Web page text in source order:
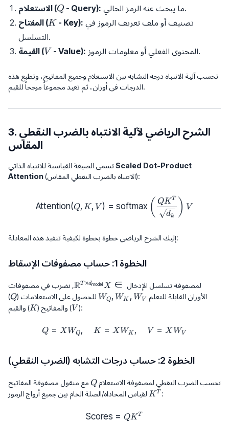
الاستعلام (Q
Q - Query):
ما يبحث عنه الرمز الحالي.
المفتاح (K
K - Key): تصنيف أو ملف تعريف الرموز في
التسلسل.
القيمة (V
V - Value): المحتوى الفعلي أو معلومات الرموز.
تحسب آلية الانتباه درجة التشابه بين الاستعلام وجميع المفاتيح، وتطبع هذه
الدرجات في أوزان، ثم تعيد مجموعاً مرجحاً للقيم.
3. الشرح الرياضي لآلية الانتباه بالضرب النقطي
المقاس
Scaled Dot-Product
Attention
(الانتباه بالضرب النقطي المقاس):
\text{Attention}(Q, K, V) =
Attention(Q, K, V ) = softmax ( dk
QKT ) V
إليك الشرح الرياضي خطوة بخطوة لكيفية تنفيذ هذه المعادلة:
الخطوة 1: حساب مصفوفات الإسقاط
لمصفوفة تسلسل الإدخال
X \in
\mathbb{R}^{T
X ∈
RT×dmodel
, نضرب في مصفوفات
الأوزان القابلة للتعلم
W_Q,
WQ, WK , WV للحصول على الاستعلامات (
Q
Q
)
والمفاتيح (
K
K ) والقيم (V
V ):
Q = X W_Q, \quad K = X
Q = X WQ, K = X WK , V = X WV
الخطوة 2: حساب درجات التشابه (الضرب النقطي)
نحسب الضرب النقطي لمصفوفة الاستعلام
Q
Q مع منقول مصفوفة المفاتيح
K^T
KT لقياس المحاذاة/الصلة الخام بين جميع أزواج الرموز:
\text{Scores} = QK^T
Scores = QK T